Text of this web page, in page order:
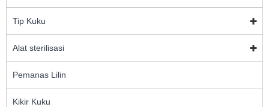
Tip Kuku
Alat sterilisasi
Pemanas Lilin
Kikir Kuku